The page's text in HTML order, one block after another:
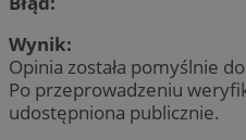
Wynik:
Opinia została pomyślnie
Po przeprowadzeniu
udostępniona publicznie.